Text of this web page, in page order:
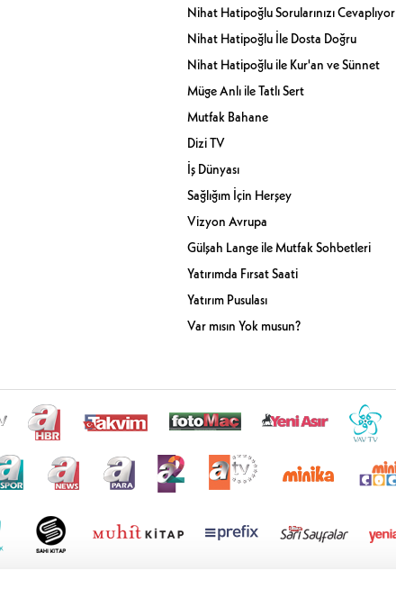
Nihat Hatipoğlu Sorularınızı Cevaplıyor
Nihat Hatipoğlu İle Dosta Doğru
Nihat Hatipoğlu ile Kur'an ve Sünnet
Müge Anlı ile Tatlı Sert
Mutfak Bahane
Dizi TV
İş Dünyası
Sağlığım İçin Herşey
Vizyon Avrupa
Gülşah Lange ile Mutfak Sohbetleri
Yatırımda Fırsat Saati
Yatırım Pusulası
Var mısın Yok musun?